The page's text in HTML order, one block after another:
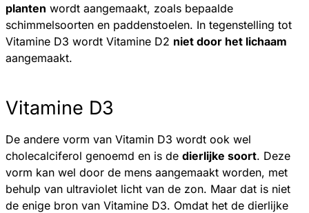
planten wordt aangemaakt, zoals bepaalde
schimmelsoorten en paddenstoelen. In tegenstelling tot
Vitamine D3 wordt Vitamine D2 niet door het lichaam
aangemaakt.
Vitamine D3
De andere vorm van Vitamin D3 wordt ook wel
cholecalciferol genoemd en is de dierlijke soort. Deze
vorm kan wel door de mens aangemaakt worden, met
behulp van ultraviolet licht van de zon. Maar dat is niet
de enige bron van Vitamine D3. Omdat het de dierlijke